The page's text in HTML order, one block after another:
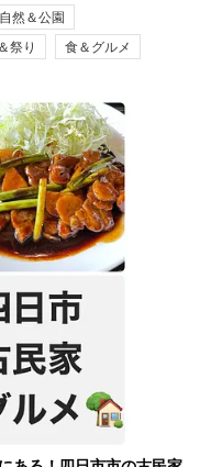
然＆公園
祭り 食＆グルメ